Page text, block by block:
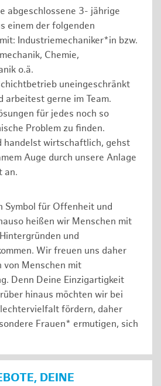
abgeschlossene 3- jährige
einem der folgenden
Industriemechaniker*in bzw.
Chemie,
o.ä.
uneingeschränkt
arbeitest gerne im Team.
für jedes noch so
Problem zu finden.
handelst wirtschaftlich, gehst
Auge durch unsere Anlage
an.
Symbol für Offenheit und
heißen wir Menschen mit
und
Wir freuen uns daher
von Menschen mit
Denn Deine Einzigartigkeit
hinaus möchten wir bei
fördern, daher
Frauen* ermutigen, sich
DEINE